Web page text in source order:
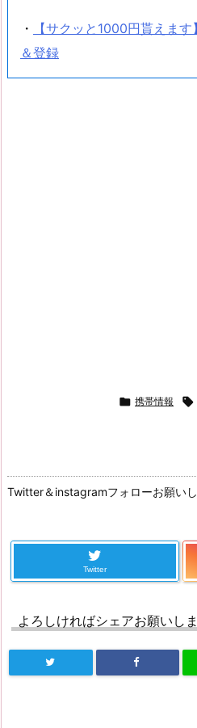
・
【サクッと1000円貰えま
＆登録
 携帯情報 
Twitter＆instagramフォローお願いし
Twitter
よろしければシェアお願いし